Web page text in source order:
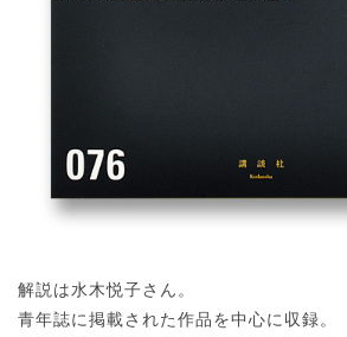
解説は水木悦子さん。
青年誌に掲載された作品を中心に収録。